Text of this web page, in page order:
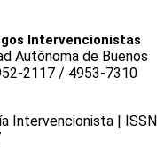
Intervencionistas
Autónoma de Buenos
2117 / 4953-7310
Intervencionista | ISSN